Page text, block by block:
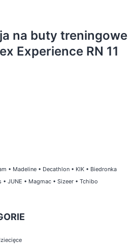
na buty treningowe
Experience RN 11
• Madeline • Decathlon • KIK • Biedronka
• JUNE • Magmac • Sizeer • Tchibo